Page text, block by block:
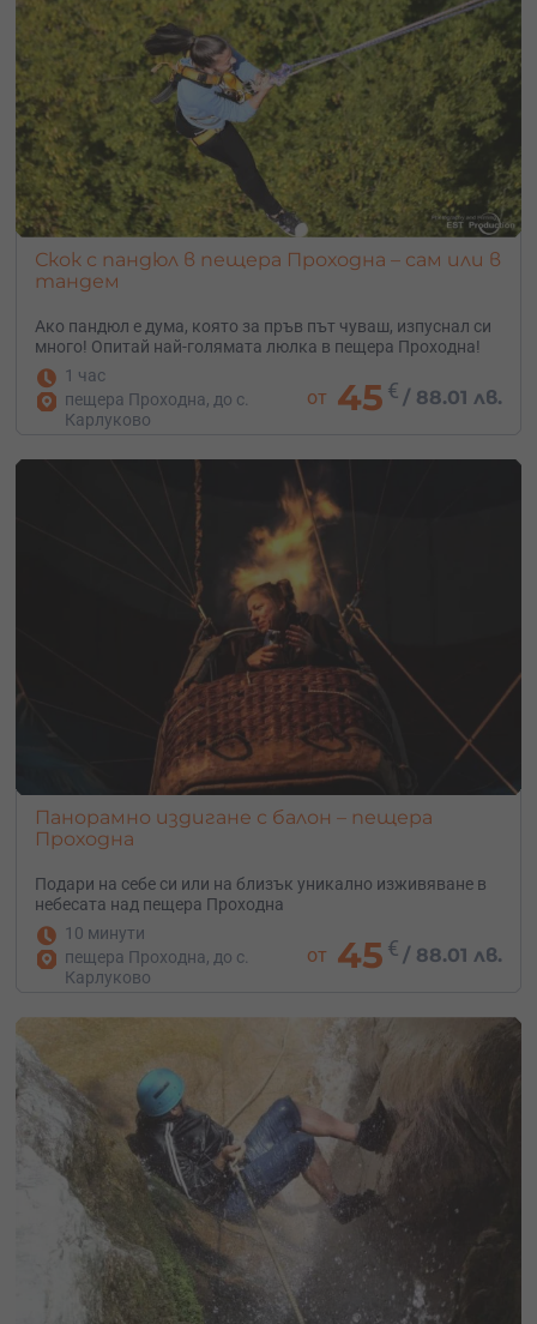
Скок с пандюл в пещера Проходна – сам или в
тандем
Ако пандюл е дума, която за пръв път чуваш, изпуснал си
много! Опитай най-голямата люлка в пещера Проходна!
1 час
пещера Проходна, до с.
Карлуково
от 45 € /88.01 лв.
Панорамно издигане с балон – пещера
Проходна
Подари на себе си или на близък уникално изживяване в
небесата над пещера Проходна
10 минути
пещера Проходна, до с.
Карлуково
от 45 € / 88.01 лв.